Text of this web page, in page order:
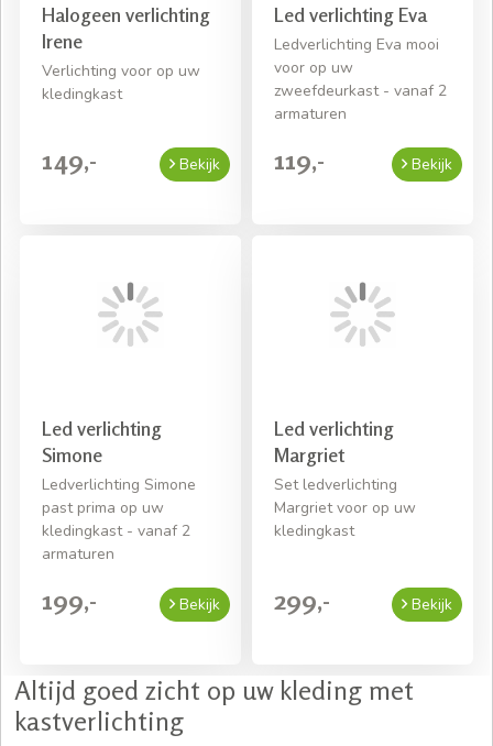
Halogeen verlichting
Irene
Verlichting voor op uw
kledingkast
149,- Bekijk
Led verlichting Eva
Ledverlichting Eva mooi
voor op uw
zweefdeurkast - vanaf 2
armaturen
119,- Bekijk
Led verlichting
Simone
Ledverlichting Simone
past prima op uw
kledingkast - vanaf 2
armaturen
199,- Bekijk
Led verlichting
Margriet
Set ledverlichting
Margriet voor op uw
kledingkast
299,- Bekijk
Altijd goed zicht op uw kleding met
kastverlichting